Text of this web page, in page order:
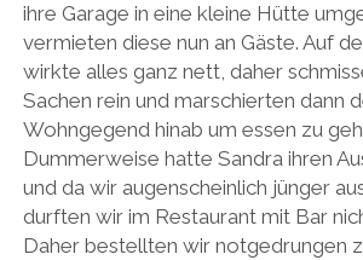
ihre Garage in eine kleine Hütte
vermieten diese nun an Gäste. Auf
wirkte alles ganz nett, daher
Sachen rein und marschierten dann
Wohngegend hinab um essen zu
Dummerweise hatte Sandra ihren
und da wir augenscheinlich jünger
durften wir im Restaurant mit Bar
Daher bestellten wir notgedrungen